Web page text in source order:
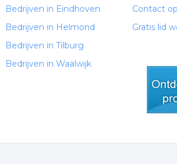
Bedrijven in Eindhoven
Bedrijven in Helmond
Bedrijven in Tilburg
Bedrijven in Waalwijk
Contact
Gratis lid